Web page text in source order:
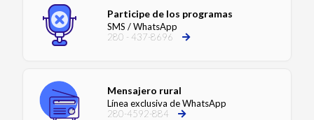
Participe de los programas
SMS / WhatsApp
280 - 437-8696
Mensajero rural
Línea exclusiva de WhatsApp
280-4592-884